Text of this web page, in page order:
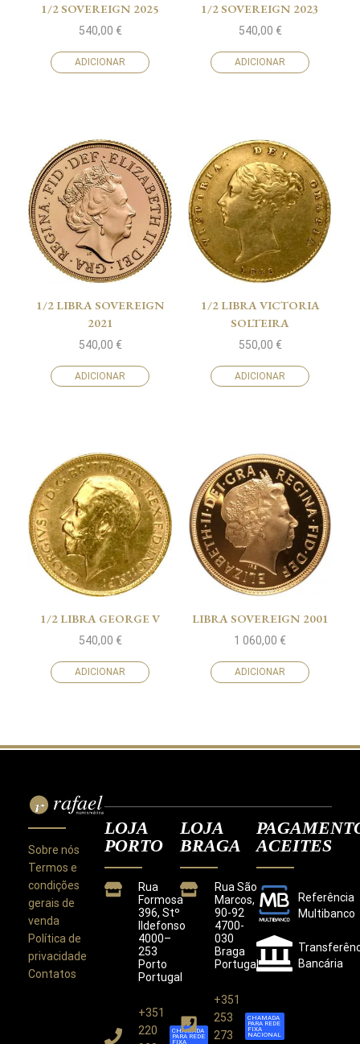
1/2 SOVEREIGN 2025
540,00 €
ADICIONAR
1/2 SOVEREIGN 2023
540,00 €
ADICIONAR
1/2 LIBRA SOVEREIGN
2021
540,00 €
ADICIONAR
1/2 LIBRA VICTORIA
SOLTEIRA
550,00 €
ADICIONAR
1/2 LIBRA GEORGE V
540,00 €
ADICIONAR
LIBRA SOVEREIGN 2001
1 060,00 €
ADICIONAR
Este site utiliza cookies para melhorar a sua
Sobre nós
Termos e
condições
gerais de
venda
Política de
privacidade
Contatos
LOJA
PORTO
Rua
Formosa
396, Stº
Ildefonso
4000–
253
Porto
Portugal
+351
220
CHAMADA
PARA REDE
FIXA
LOJA
BRAGA
Rua São
Marcos,
90-92
4700-
030
Braga
Portugal
+351
253
273
CHAMADA
PARA REDE
FIXA
NACIONAL
ACEITES
Referência
Multibanco
Bancária